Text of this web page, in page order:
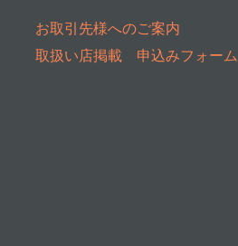
お取引先様へのご案内
取扱い店掲載 申込みフォーム